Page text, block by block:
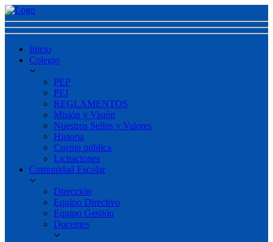
Inicio
Colegio
PEP
PEI
REGLAMENTOS
Misión y Visión
Nuestros Sellos y Valores
Historia
Cuenta pública
Licitaciones
Comunidad Escolar
Dirección
Equipo Directivo
Equipo Gestión
Docentes